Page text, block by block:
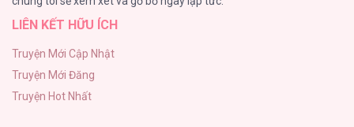
Mối Tình Thầm Kín
Căn Nhà Của Dị Nhân
56
LIÊN KẾT HỮU ÍCH
Truyện Mới Cập Nhật
Truyện Mới Đăng
Truyện Hot Nhất